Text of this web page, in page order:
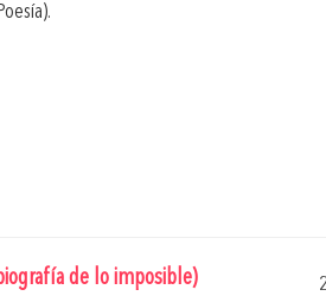
de lo imposible)